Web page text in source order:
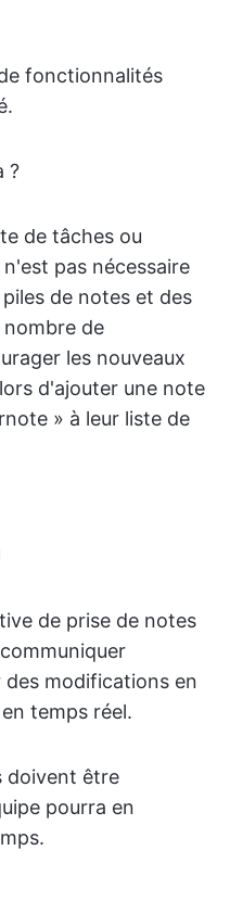
fonctionnalités
?
de tâches ou
pas nécessaire
de notes et des
de
les nouveaux
d'ajouter une note
» à leur liste de
de prise de notes
modifications en
temps réel.
doivent être
pourra en